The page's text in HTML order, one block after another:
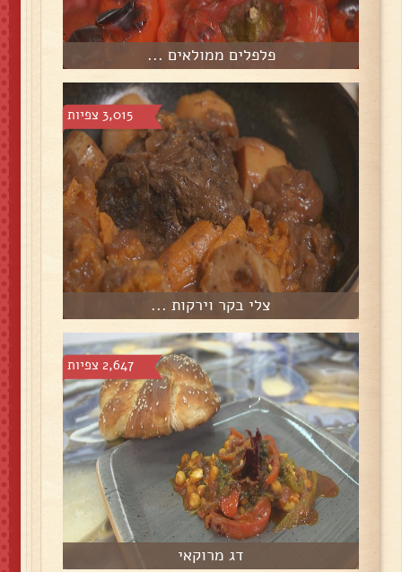
פלפלים ממולאים ...
3,015 צפיות
צלי בקר וירקות ...
2,647 צפיות
דג מרוקאי